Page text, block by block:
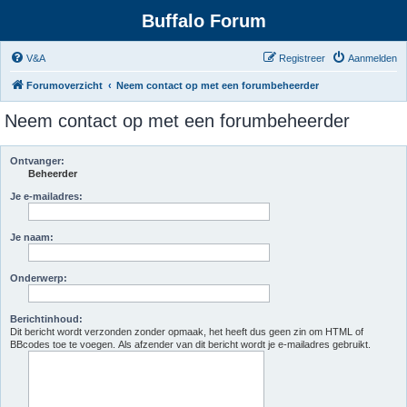
Buffalo Forum
V&A Aanmelden
Registreer
Forumoverzicht Neem contact op met een forumbeheerder
Neem contact op met een forumbeheerder
Ontvanger:
Beheerder
Je e-mailadres:
Je naam:
Onderwerp:
Berichtinhoud:
Dit bericht wordt verzonden zonder opmaak, het heeft dus geen zin om HTML of
BBcodes toe te voegen. Als afzender van dit bericht wordt je e-mailadres gebruikt.